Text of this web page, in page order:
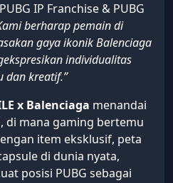
IP Franchise & PUBG
berharap pemain di
gaya ikonik Balenciaga
individualitas
dan kreatif.”
x Balenciaga menandai
di mana gaming bertemu
item eksklusif, peta
di dunia nyata,
posisi PUBG sebagai